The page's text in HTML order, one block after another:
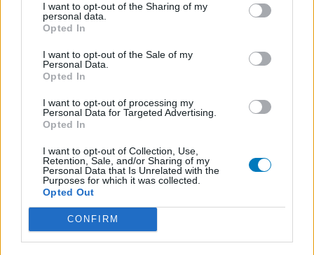
I want to opt-out of the Sharing of my
personal data.
Opted In
I want to opt-out of the Sale of my
Personal Data.
Opted In
I want to opt-out of processing my
Personal Data for Targeted Advertising.
Opted In
I want to opt-out of Collection, Use,
Retention, Sale, and/or Sharing of my
Personal Data that Is Unrelated with the
Purposes for which it was collected.
Opted Out
CONFIRM
depuis l'an 2000, un trouble du rythme cardiaque (noeud
sinusal). d'abord un autre médicament mais en 2003
passé à sotalol 80. j ai aussi du diabète type 2 et pour cela
je prends 500 mg metformine. beaucoup de maux
d'estomac et j'avale beaucoup de rennies. suis passé à
150 mg de ranitidine et presque plus de problème
d'estomac.
votre avis
Sotalol
BPCO